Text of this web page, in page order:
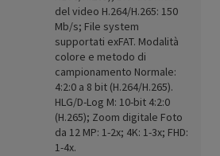
del video H.264/H.265: 150
Mb/s; File system
supportati exFAT. Modalità
colore e metodo di
campionamento Normale:
4:2:0 a 8 bit (H.264/H.265).
HLG/D-Log M: 10-bit 4:2:0
(H.265); Zoom digitale Foto
da 12 MP: 1-2x; 4K: 1-3x; FHD:
1-4x.